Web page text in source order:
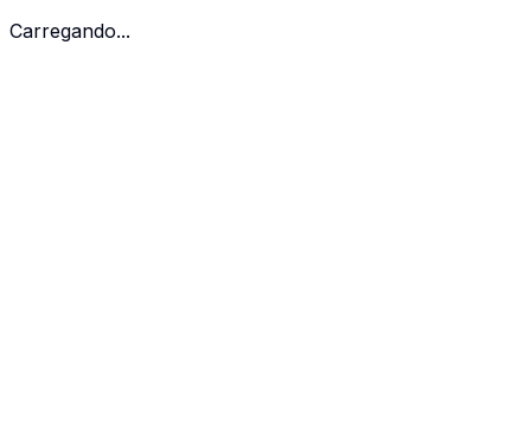
Carregando...